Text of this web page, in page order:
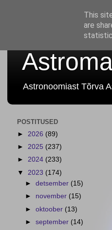
Astronoomiast Tõrva
POSTITUSED
► 2026 (89)
► 2025 (237)
► 2024 (233)
▼ 2023 (174)
►detsember (15)
► november (15)
►oktoober (13)
►september (14)
This
are